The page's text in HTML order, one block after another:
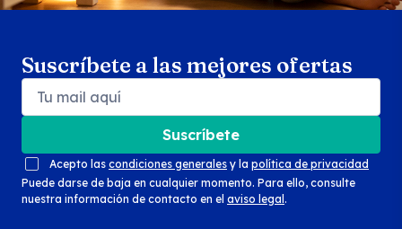
Suscríbete a las mejores ofertas
Suscríbete
Acepto las condiciones generales y la política de privacidad
Puede darse de baja en cualquier momento. Para ello, consulte
nuestra información de contacto en el aviso legal .